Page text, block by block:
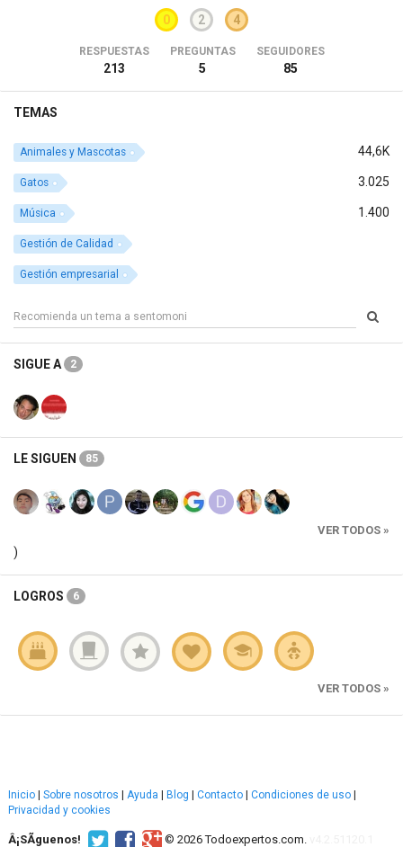
0 2 4
RESPUESTAS
213
PREGUNTAS
5
SEGUIDORES
85
TEMAS
44,6K
Animales y Mascotas
3.025
Gatos
1.400
Música
Gestión de Calidad
Gestión empresarial
SIGUE A 2
LE SIGUEN 85
VER TODOS »
)
LOGROS 6
VER TODOS »
Inicio | Sobre nosotros | Ayuda | Blog | Contacto | Condiciones de uso |
Privacidad y cookies
Â¡SÃ­guenos! © 2026 Todoexpertos.com.